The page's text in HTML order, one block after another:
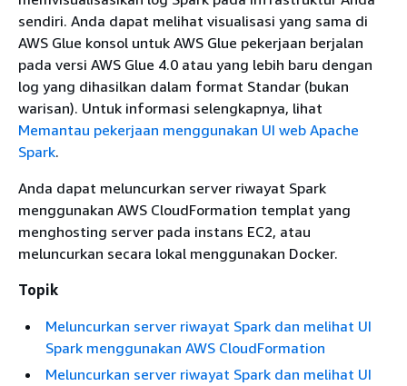
sendiri. Anda dapat melihat visualisasi yang sama di
AWS Glue konsol untuk AWS Glue pekerjaan berjalan
pada versi AWS Glue 4.0 atau yang lebih baru dengan
log yang dihasilkan dalam format Standar (bukan
warisan). Untuk informasi selengkapnya, lihat
Memantau pekerjaan menggunakan UI web Apache
Spark.
Anda dapat meluncurkan server riwayat Spark
menggunakan AWS CloudFormation templat yang
menghosting server pada instans EC2, atau
meluncurkan secara lokal menggunakan Docker.
Topik
Meluncurkan server riwayat Spark dan melihat UI
Spark menggunakan AWS CloudFormation
Meluncurkan server riwayat Spark dan melihat UI